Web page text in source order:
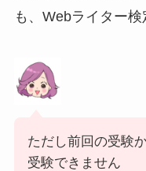
も、Webライター検
ただし前回の受験
受験できません